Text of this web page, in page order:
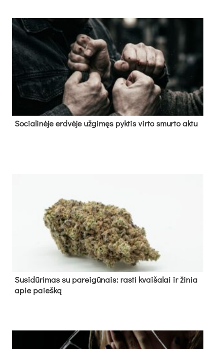
So­cia­li­nė­je erd­vė­je už­gi­męs pyk­tis vir­to smur­to ak­tu
Su­si­dū­ri­mas su pa­rei­gū­nais: ras­ti kvai­ša­lai ir ži­nia
apie paieš­ką